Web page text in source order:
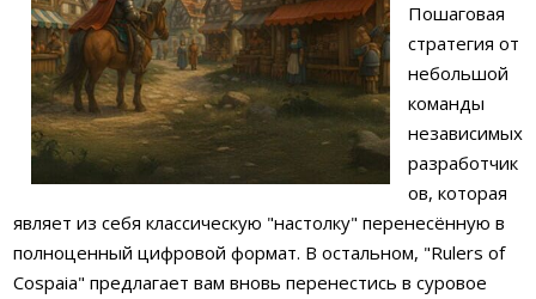
Пошаговая
стратегия от
небольшой
команды
независимых
разработчик
ов, которая
являет из себя классическую "настолку" перенесённую в
полноценный цифровой формат. В остальном, "Rulers of
Cospaia" предлагает вам вновь перенестись в суровое